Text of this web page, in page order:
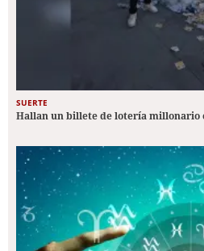
SUERTE
Hallan un billete de lotería millonario